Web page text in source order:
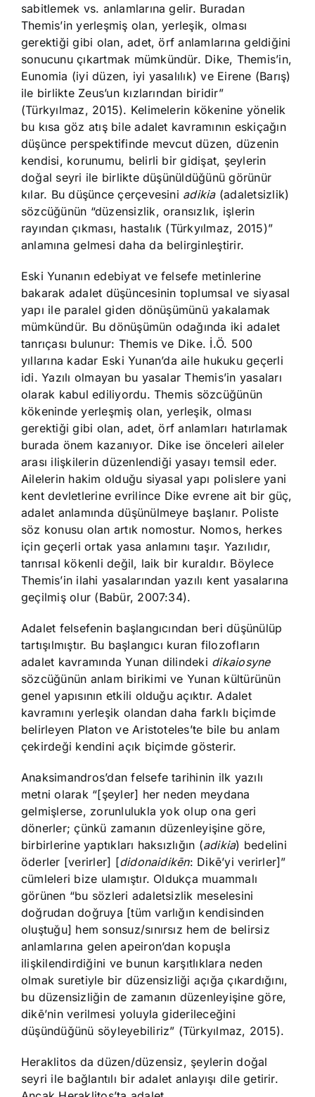
sabitlemek vs. anlamlarına gelir. Buradan
Themis’in yerleşmiş olan, yerleşik, olması
gerektiği gibi olan, adet, örf anlamlarına geldiğini
sonucunu çıkartmak mümkündür. Dike, Themis’in,
Eunomia (iyi düzen, iyi yasalılık) ve Eirene (Barış)
ile birlikte Zeus’un kızlarından biridir”
(Türkyılmaz, 2015). Kelimelerin kökenine yönelik
bu kısa göz atış bile adalet kavramının eskiçağın
düşünce perspektifinde mevcut düzen, düzenin
kendisi, korunumu, belirli bir gidişat, şeylerin
doğal seyri ile birlikte düşünüldüğünü görünür
kılar. Bu düşünce çerçevesini adikia(adaletsizlik)
sözcüğünün “düzensizlik, oransızlık, işlerin
rayından çıkması, hastalık (Türkyılmaz, 2015)”
anlamına gelmesi daha da belirginleştirir.
Eski Yunanın edebiyat ve felsefe metinlerine
bakarak adalet düşüncesinin toplumsal ve siyasal
yapı ile paralel giden dönüşümünü yakalamak
mümkündür. Bu dönüşümün odağında iki adalet
tanrıçası bulunur: Themis ve Dike. İ.Ö. 500
yıllarına kadar Eski Yunan’da aile hukuku geçerli
idi. Yazılı olmayan bu yasalar Themis’in yasaları
olarak kabul ediliyordu. Themis sözcüğünün
kökeninde yerleşmiş olan, yerleşik, olması
gerektiği gibi olan, adet, örf anlamları hatırlamak
burada önem kazanıyor. Dike ise önceleri aileler
arası ilişkilerin düzenlendiği yasayı temsil eder.
Ailelerin hakim olduğu siyasal yapı polislere yani
kent devletlerine evrilince Dike evrene ait bir güç,
adalet anlamında düşünülmeye başlanır. Poliste
söz konusu olan artık nomostur. Nomos, herkes
için geçerli ortak yasa anlamını taşır. Yazılıdır,
tanrısal kökenli değil, laik bir kuraldır. Böylece
Themis’in ilahi yasalarından yazılı kent yasalarına
geçilmiş olur (Babür, 2007:34).
Adalet felsefenin başlangıcından beri düşünülüp
tartışılmıştır. Bu başlangıcı kuran filozofların
adalet kavramında Yunan dilindeki dikaiosyne
sözcüğünün anlam birikimi ve Yunan kültürünün
genel yapısının etkili olduğu açıktır. Adalet
kavramını yerleşik olandan daha farklı biçimde
belirleyen Platon ve Aristoteles’te bile bu anlam
çekirdeği kendini açık biçimde gösterir.
Anaksimandros’dan felsefe tarihinin ilk yazılı
metni olarak “[şeyler] her neden meydana
gelmişlerse, zorunlulukla yok olup ona geri
dönerler; çünkü zamanın düzenleyişine göre,
birbirlerine yaptıkları haksızlığın (adikia) bedelini
öderler [verirler] [didonaidikēn: Dikē’yi verirler]”
cümleleri bize ulamıştır. Oldukça muammalı
görünen “bu sözleri adaletsizlik meselesini
doğrudan doğruya [tüm varlığın kendisinden
oluştuğu] hem sonsuz/sınırsız hem de belirsiz
anlamlarına gelen apeiron’dan kopuşla
ilişkilendirdiğini ve bunun karşıtlıklara neden
olmak suretiyle bir düzensizliği açığa çıkardığını,
bu düzensizliğin de zamanın düzenleyişine göre,
dikē’nin verilmesi yoluyla giderileceğini
düşündüğünü söyleyebiliriz” (Türkyılmaz, 2015).
Heraklitos da düzen/düzensiz, şeylerin doğal
seyri ile bağlantılı bir adalet anlayışı dile getirir.